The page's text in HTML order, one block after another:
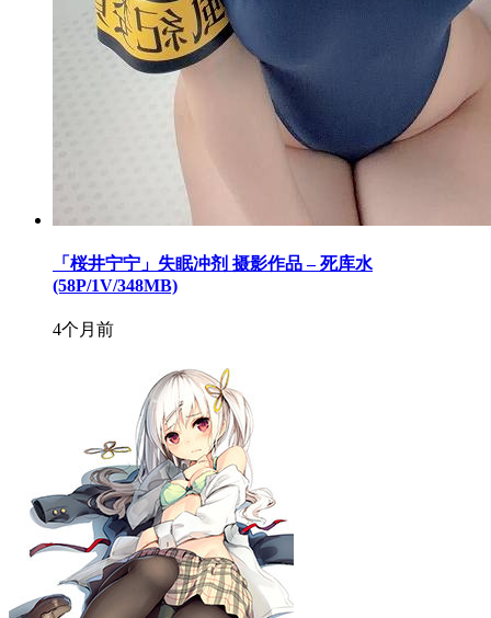
「桜井宁宁」失眠冲剂 摄影作品 – 死库水
(58P/1V/348MB)
4个月前